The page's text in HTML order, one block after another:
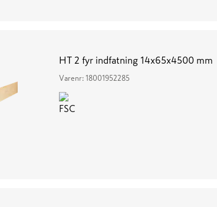
HT 2 fyr indfatning 14x65x4500 mm
Varenr: 18001952285